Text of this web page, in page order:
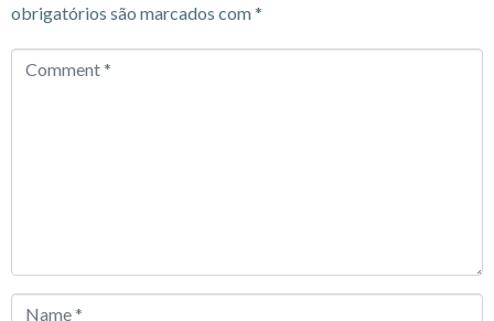
obrigatórios são marcados com*
Comment
Name